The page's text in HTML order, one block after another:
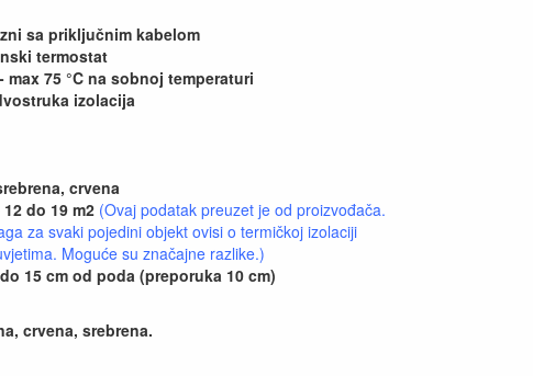
sa priključnim kabelom
termostat
max 75 °C na sobnoj temperaturi
izolacija
crvena
do 19 m2 (Ovaj podatak preuzet je od proizvođača.
za svaki pojedini objekt ovisi o termičkoj izolaciji
Moguće su značajne razlike.)
15 cm od poda (preporuka 10 cm)
crvena, srebrena.